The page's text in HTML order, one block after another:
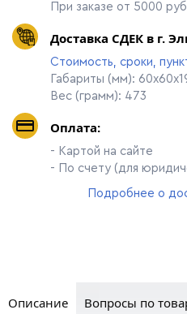
При заказе от 5000
Доставка СДЕК в г.
Стоимость, сроки,
Габариты (мм):
Вес (грамм): 473
Оплата:
- Картой на сайте
- По счету (для
Подробнее о
Описание Вопросы по